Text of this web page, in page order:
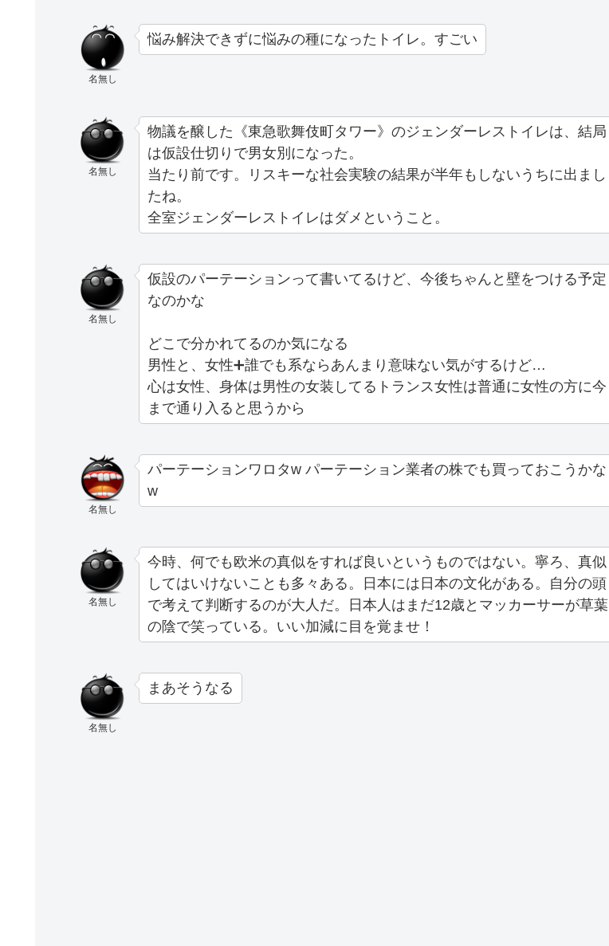
名無し
悩み解決できずに悩みの種になったトイレ。すごい
名無し
物議を醸した《東急歌舞伎町タワー》のジェンダーレストイレは、結局
は仮設仕切りで男女別になった。
当たり前です。リスキーな社会実験の結果が半年もしないうちに出まし
たね。
全室ジェンダーレストイレはダメということ。
名無し
仮設のパーテーションって書いてるけど、今後ちゃんと壁をつける予定
なのかな
どこで分かれてるのか気になる
男性と、女性➕誰でも系ならあんまり意味ない気がするけど…
心は女性、身体は男性の女装してるトランス女性は普通に女性の方に今
まで通り入ると思うから
名無し
パーテーションワロタw パーテーション業者の株でも買っておこうかな
w
名無し
今時、何でも欧米の真似をすれば良いというものではない。寧ろ、真似
してはいけないことも多々ある。日本には日本の文化がある。自分の頭
で考えて判断するのが大人だ。日本人はまだ12歳とマッカーサーが草葉
の陰で笑っている。いい加減に目を覚ませ！
名無し
まあそうなる